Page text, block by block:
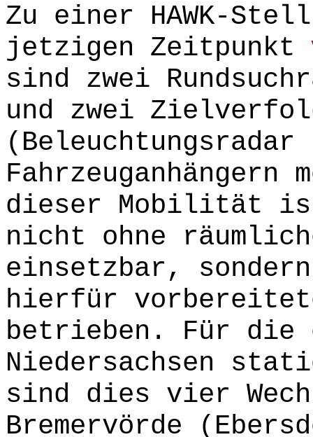
Zu einer HAWK-
jetzigen Zeitpunkt
sind zwei
und zwei
dieser Mobilität ist
nicht ohne
einsetzbar,
hierfür
betrieben. Für die
Niedersachsen
sind dies vier
Bremervörde